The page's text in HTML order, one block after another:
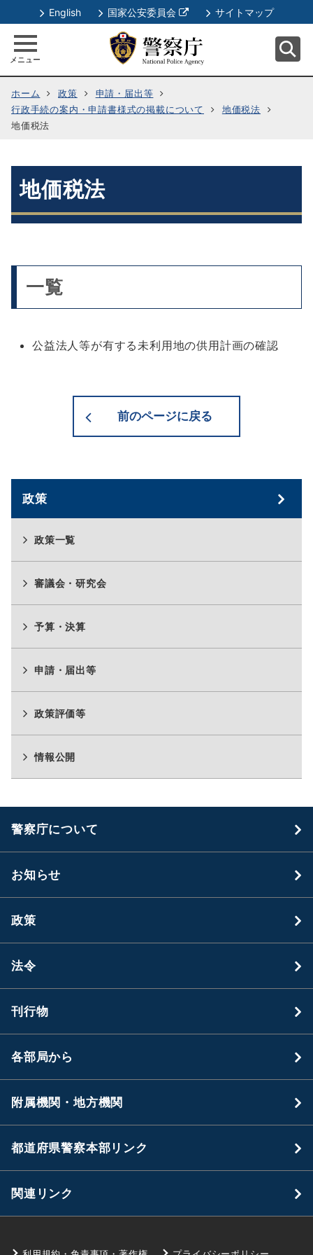
English 国家公安委員会
別
ウ
ィ
ン
ド
で
サイトマップ
メニュー
ホーム 政策
申請・届出等
行政手続の案内・申請書様式の掲載について
地価税法
地価税法
地価税法
一覧
公益法人等が有する未利用地の供用計画の確認
前のページに戻る
政策
政策一覧
審議会・研究会
予算・決算
申請・届出等
政策評価等
情報公開
警察庁について
お知らせ
政策
法令
刊行物
各部局から
附属機関・地方機関
都道府県警察本部リンク
関連リンク